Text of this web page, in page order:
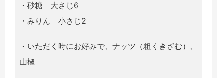
・砂糖 大さじ6
・みりん 小さじ2
・いただく時にお好みで、ナッツ（粗くきざむ）、
山椒